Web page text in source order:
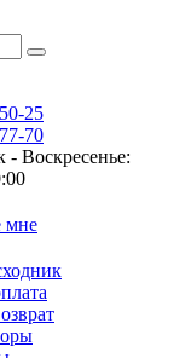
25
70
- Воскресенье:
мне